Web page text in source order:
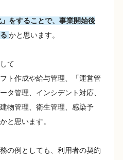
をすることで、事業開始後
かと思います。
て
ト作成や給与管理、「運営管
タ管理、インシデント対応、
物管理、衛生管理、感染予
と思います。
の例としても、利用者の契約